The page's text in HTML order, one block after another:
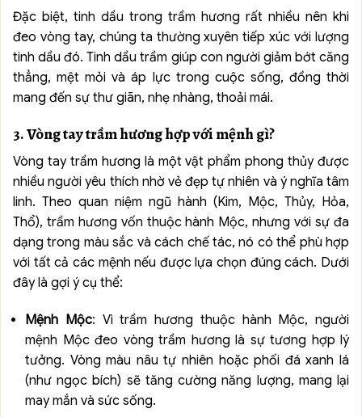
Đặc biệt, tinh dầu trong trầm hương rất nhiều nên khi
đeo vòng tay, chúng ta thường xuyên tiếp xúc với lượng
tinh dầu đó. Tinh dầu trầm giúp con người giảm bớt căng
thẳng, mệt mỏi và áp lực trong cuộc sống, đồng thời
mang đến sự thư giãn, nhẹ nhàng, thoải mái.
3. Vòng tay trầm hương hợp với mệnh gì?
Vòng tay trầm hương là một vật phẩm phong thủy được
nhiều người yêu thích nhờ vẻ đẹp tự nhiên và ý nghĩa tâm
linh. Theo quan niệm ngũ hành (Kim, Mộc, Thủy, Hỏa,
Thổ), trầm hương vốn thuộc hành Mộc, nhưng với sự đa
dạng trong màu sắc và cách chế tác, nó có thể phù hợp
với tất cả các mệnh nếu được lựa chọn đúng cách. Dưới
đây là gợi ý cụ thể:
Mệnh Mộc: Vì trầm hương thuộc hành Mộc, người
mệnh Mộc đeo vòng trầm hương là sự tương hợp lý
tưởng. Vòng màu nâu tự nhiên hoặc phối đá xanh lá
(như ngọc bích) sẽ tăng cường năng lượng, mang lại
may mắn và sức sống.